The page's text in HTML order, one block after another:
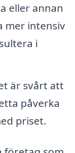
eller annan
mer intensiv
i
är svårt att
påverka
priset.